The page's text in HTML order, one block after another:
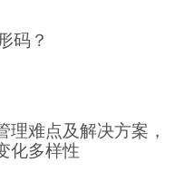
码？
理难点及解决方案，
化多样性